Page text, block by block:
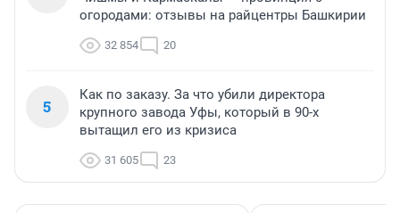
огородами: отзывы на райцентры Башкирии
32 854 20
5
Как по заказу. За что убили директора
крупного завода Уфы, который в 90-х
вытащил его из кризиса
31 605 23